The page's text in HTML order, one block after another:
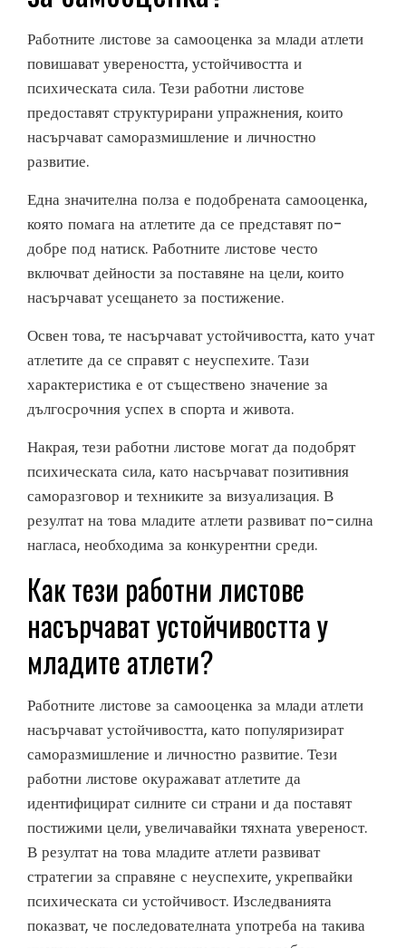
Работните листове за самооценка за млади атлети
повишават увереността, устойчивостта и
психическата сила. Тези работни листове
предоставят структурирани упражнения, които
насърчават саморазмишление и личностно
развитие.
Една значителна полза е подобрената самооценка,
която помага на атлетите да се представят по-
добре под натиск. Работните листове често
включват дейности за поставяне на цели, които
насърчават усещането за постижение.
Освен това, те насърчават устойчивостта, като учат
атлетите да се справят с неуспехите. Тази
характеристика е от съществено значение за
дългосрочния успех в спорта и живота.
Накрая, тези работни листове могат да подобрят
психическата сила, като насърчават позитивния
саморазговор и техниките за визуализация. В
резултат на това младите атлети развиват по-силна
нагласа, необходима за конкурентни среди.
Как тези работни листове
насърчават устойчивостта у
младите атлети?
Работните листове за самооценка за млади атлети
насърчават устойчивостта, като популяризират
саморазмишление и личностно развитие. Тези
работни листове окуражават атлетите да
идентифицират силните си страни и да поставят
постижими цели, увеличавайки тяхната увереност.
В резултат на това младите атлети развиват
стратегии за справяне с неуспехите, укрепвайки
психическата си устойчивост. Изследванията
показват, че последователната употреба на такива